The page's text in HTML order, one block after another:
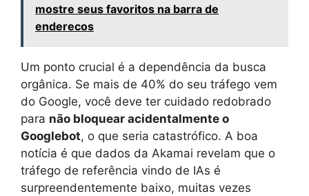
mostre seus favoritos na barra de
enderecos
Um ponto crucial é a dependência da busca
orgânica. Se mais de 40% do seu tráfego vem
do Google, você deve ter cuidado redobrado
para não bloquear acidentalmente o
Googlebot, o que seria catastrófico. A boa
notícia é que dados da Akamai revelam que o
tráfego de referência vindo de IAs é
surpreendentemente baixo, muitas vezes